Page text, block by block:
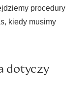
procedury
kiedy musimy
dotyczy